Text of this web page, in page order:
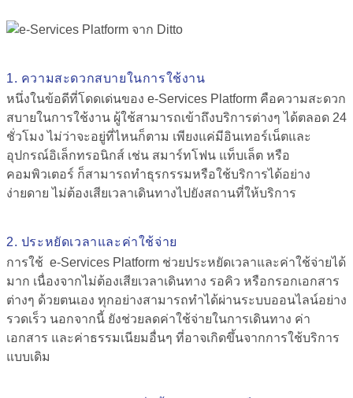
1. ความสะดวกสบายในการใช้งาน
หนึ่งในข้อดีที่โดดเด่นของ e-Services Platform คือความสะดวก
สบายในการใช้งาน ผู้ใช้สามารถเข้าถึงบริการต่างๆ ได้ตลอด 24
ชั่วโมง ไม่ว่าจะอยู่ที่ไหนก็ตาม เพียงแค่มีอินเทอร์เน็ตและ
อุปกรณ์อิเล็กทรอนิกส์ เช่น สมาร์ทโฟน แท็บเล็ต หรือ
คอมพิวเตอร์ ก็สามารถทำธุรกรรมหรือใช้บริการได้อย่าง
ง่ายดาย ไม่ต้องเสียเวลาเดินทางไปยังสถานที่ให้บริการ
2. ประหยัดเวลาและค่าใช้จ่าย
การใช้ e-Services Platform ช่วยประหยัดเวลาและค่าใช้จ่ายได้
มาก เนื่องจากไม่ต้องเสียเวลาเดินทาง รอคิว หรือกรอกเอกสาร
ต่างๆ ด้วยตนเอง ทุกอย่างสามารถทำได้ผ่านระบบออนไลน์อย่าง
รวดเร็ว นอกจากนี้ ยังช่วยลดค่าใช้จ่ายในการเดินทาง ค่า
เอกสาร และค่าธรรมเนียมอื่นๆ ที่อาจเกิดขึ้นจากการใช้บริการ
แบบเดิม